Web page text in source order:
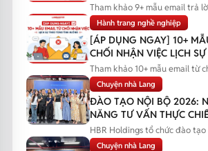
Tham khảo 9+ mẫu email trả
bằng tiếng Anh kèm bản...
Hành trang nghề nghiệp
[ÁP DỤNG NGAY] 10+
CHỐI NHẬN VIỆC LỊCH
TÌNH HUỐNG
Tham khảo 10+ mẫu email từ
theo từng tình huống...
Chuyện nhà Lang
ĐÀO TẠO NỘI BỘ 2026:
NĂNG TƯ VẤN THỰC
SALES
HBR Holdings tổ chức đào
năng tư vấn thực chiến...
Chuyện nhà Lang